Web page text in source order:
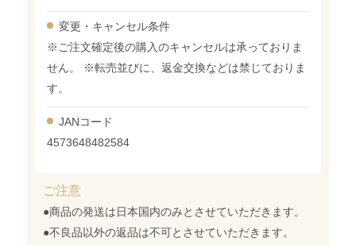
変更・ キャンセル条件
※ご注文確定後の購入のキャンセルは承っておりま
せん。 ※転売並びに、返金交換などは禁じておりま
す。
JANコード
4573648482584
ご注意
●商品の発送は日本国内のみとさせていただきます。
●不良品以外の返品は不可とさせていただきます。